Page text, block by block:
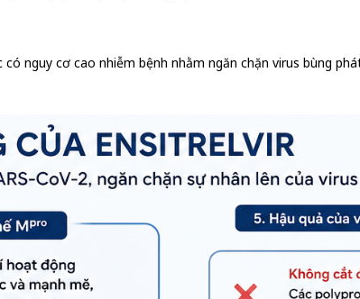
nguy cơ cao nhiễm bệnh nhằm ngăn chặn virus bùng